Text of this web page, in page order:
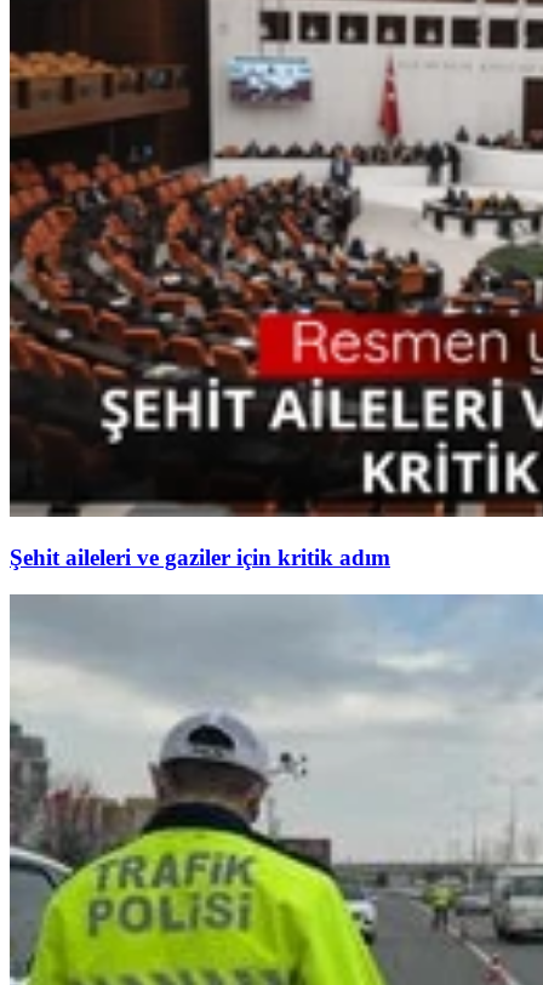
Şehit aileleri ve gaziler için kritik adım